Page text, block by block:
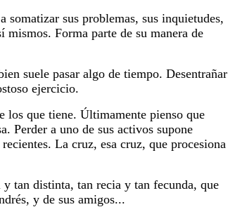
somatizar sus problemas, sus inquietudes,
mismos. Forma parte de su manera de
suele pasar algo de tiempo. Desentrañar
ejercicio.
los que tiene. Últimamente pienso que
Perder a uno de sus activos supone
La cruz, esa cruz, que procesiona
tan distinta, tan recia y tan fecunda, que
y de sus amigos...